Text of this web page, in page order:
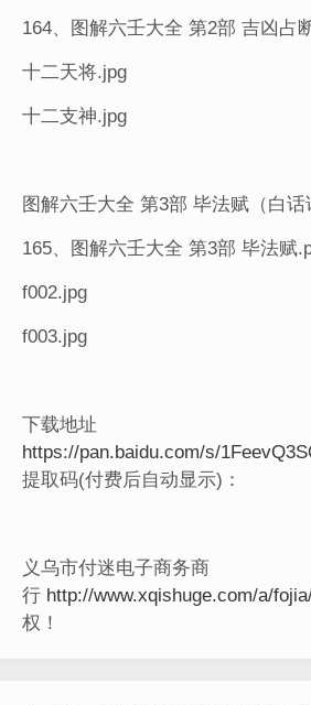
164、图解六壬大全 第2部 吉凶占
十二天将.jpg
十二支神.jpg
图解六壬大全 第3部 毕法赋（白话
165、图解六壬大全 第3部 毕法赋
f002.jpg
f003.jpg
下载地址
https://pan.baidu.com/s/
提取码(付费后自动显示)：
义乌市付迷电子商务商
行 http://www.xqishuge.com/a/
权！